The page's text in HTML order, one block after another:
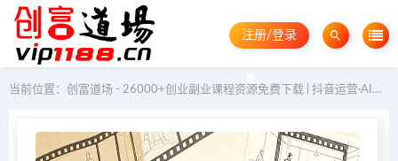
注册/登录
当前位置： 创富道场 - 26000+创业副业课程资源免费下载 | 抖音运营·AI教程·GEO优化